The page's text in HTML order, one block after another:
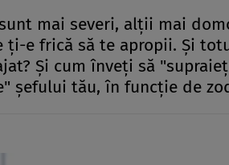
mai severi, alţii mai
ţi-e frică să te apropii. Şi
Şi cum înveţi să
şefului tău, în funcţie de